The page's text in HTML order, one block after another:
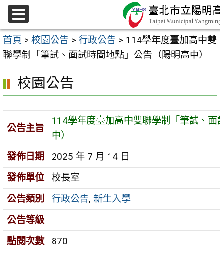
跳
至
主
要
容
區
選
單
首頁 > 校園公告 > 行政公告 > 114學年度臺加高中雙
聯學制「筆試、面試時間地點」公告（陽明高中）
校園公告
公告主旨
114學年度臺加高中雙聯學制「筆試、
中）
發佈日期
2025 年 7 月 14 日
發佈單位
校長室
公告類別
行政公告, 新生入學
公告等級
點閱次數
870